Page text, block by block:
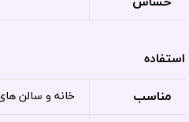
استفاده
مناسب خانه و سالن